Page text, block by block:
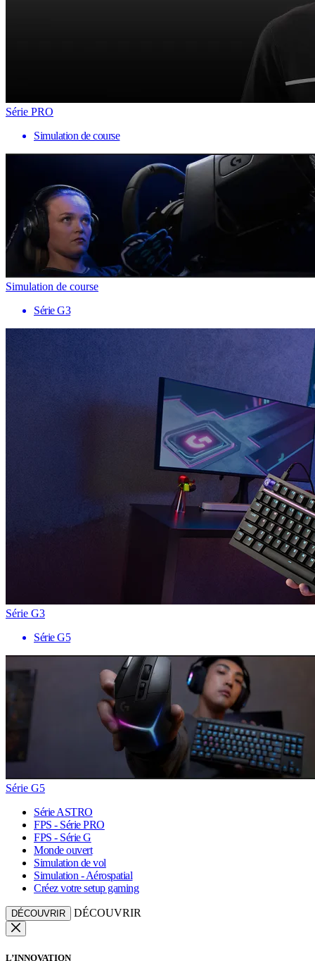
Série PRO
Simulation de course
Simulation de course
Série G3
Série G3
Série G5
Série G5
Série ASTRO
FPS - Série PRO
FPS - Série G
Monde ouvert
Simulation de vol
Simulation - Aérospatial
Créez votre setup gaming
DÉCOUVRIR DÉCOUVRIR
L’INNOVATION